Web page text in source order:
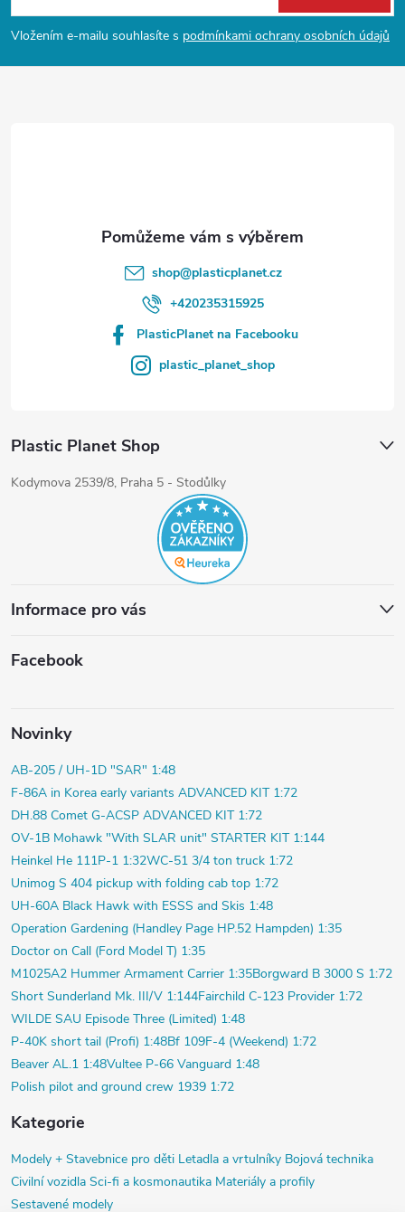
p
a
Vložením e-mailu souhlasíte s podmínkami ochrany osobních údajů
shop@plasticplanet.cz
+420235315925
PlasticPlanet na Facebooku
plastic_planet_shop
Plastic Planet Shop
Kodymova 2539/8, Praha 5 - Stodůlky
Informace pro vás
Facebook
Novinky
AB-205 / UH-1D "SAR" 1:48
F-86A in Korea early variants ADVANCED KIT 1:72
DH.88 Comet G-ACSP ADVANCED KIT 1:72
OV-1B Mohawk "With SLAR unit" STARTER KIT 1:144
Heinkel He 111P-1 1:32WC-51 3/4 ton truck 1:72
Unimog S 404 pickup with folding cab top 1:72
UH-60A Black Hawk with ESSS and Skis 1:48
Operation Gardening (Handley Page HP.52 Hampden) 1:35
Doctor on Call (Ford Model T) 1:35
M1025A2 Hummer Armament Carrier 1:35Borgward B 3000 S 1:72
Short Sunderland Mk. III/V 1:144Fairchild C-123 Provider 1:72
WILDE SAU Episode Three (Limited) 1:48
P-40K short tail (Profi) 1:48Bf 109F-4 (Weekend) 1:72
Beaver AL.1 1:48Vultee P-66 Vanguard 1:48
Polish pilot and ground crew 1939 1:72
Kategorie
Modely + Stavebnice pro děti Letadla a vrtulníky Bojová technika
Civilní vozidla Sci-fi a kosmonautika Materiály a profily
Sestavené modely